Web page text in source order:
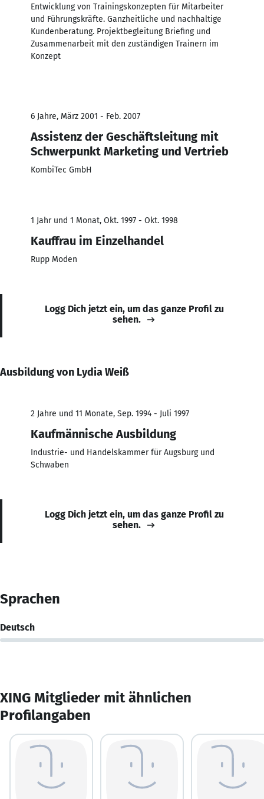
Entwicklung von Trainingskonzepten für Mitarbeiter
und Führungskräfte. Ganzheitliche und nachhaltige
Kundenberatung. Projektbegleitung Briefing und
Zusammenarbeit mit den zuständigen Trainern im
Konzept
6 Jahre, März 2001 - Feb. 2007
Assistenz der Geschäftsleitung mit
Schwerpunkt Marketing und Vertrieb
KombiTec GmbH
1 Jahr und 1 Monat, Okt. 1997 - Okt. 1998
Kauffrau im Einzelhandel
Rupp Moden
Logg Dich jetzt ein, um das ganze Profil zu
sehen.
Ausbildung von Lydia Weiß
2 Jahre und 11 Monate, Sep. 1994 - Juli 1997
Kaufmännische Ausbildung
Industrie- und Handelskammer für Augsburg und
Schwaben
Logg Dich jetzt ein, um das ganze Profil zu
sehen.
Sprachen
Deutsch
XING Mitglieder mit ähnlichen
Profilangaben